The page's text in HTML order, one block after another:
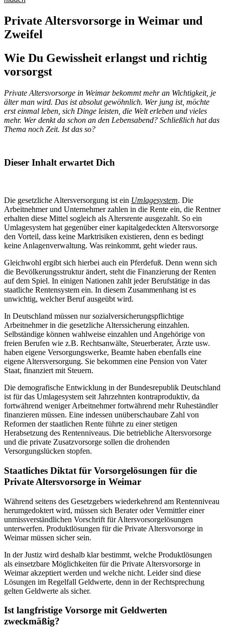
Private Altersvorsorge in Weimar und
Zweifel
Wie Du Gewissheit erlangst und richtig
vorsorgst
Private Altersvorsorge in Weimar bekommt mehr an Wichtigkeit, je
älter man wird. Das ist absolut gewöhnlich. Wer jung ist, möchte
erst einmal leben, sich Dinge leisten, die Welt erleben und vieles
mehr. Wer denkt da schon an den Lebensabend? Schließlich hat das
Thema noch Zeit. Ist das so?
Dieser Inhalt erwartet Dich
Die gesetzliche Altersversorgung ist ein Umlagesystem. Die
Arbeitnehmer und Unternehmer zahlen in die Rente ein, die Rentner
erhalten diese Mittel sogleich als Altersrente ausgezahlt. So ein
Umlagesystem hat gegenüber einer kapitalgedeckten Altersvorsorge
den Vorteil, dass keine Marktrisiken existieren, denn es bedingt
keine Anlagenverwaltung. Was reinkommt, geht wieder raus.
Gleichwohl ergibt sich hierbei auch ein Pferdefuß. Denn wenn sich
die Bevölkerungsstruktur ändert, steht die Finanzierung der Renten
auf dem Spiel. In einigen Nationen zahlt jeder Berufstätige in das
staatliche Rentensystem ein. In diesem Zusammenhang ist es
unwichtig, welcher Beruf ausgeübt wird.
In Deutschland müssen nur sozialversicherungspflichtige
Arbeitnehmer in die gesetzliche Alterssicherung einzahlen.
Selbständige können wahlweise einzahlen und Angehörige von
freien Berufen wie z.B. Rechtsanwälte, Steuerberater, Ärzte usw.
haben eigene Versorgungswerke, Beamte haben ebenfalls eine
eigene Altersversorgung. Sie bekommen eine Pension von Vater
Staat, finanziert mit Steuern.
Die demografische Entwicklung in der Bundesrepublik Deutschland
ist für das Umlagesystem seit Jahrzehnten kontraproduktiv, da
fortwährend weniger Arbeitnehmer fortwährend mehr Ruheständler
finanzieren müssen. Eine indessen unüberschaubare Zahl von
Reformen der staatlichen Rente führte zu einer stetigen
Herabsetzung des Rentenniveaus. Die betriebliche Altersvorsorge
und die private Zusatzvorsorge sollen die drohenden
Versorgungslücken stopfen.
Staatliches Diktat für Vorsorgelösungen für die
Private Altersvorsorge in Weimar
Während seitens des Gesetzgebers wiederkehrend am Rentenniveau
herumgedoktert wird, müssen sich Berater oder Vermittler einer
unmissverständlichen Vorschrift für Altersvorsorgelösungen
unterwerfen. Produktlösungen für die Private Altersvorsorge in
Weimar müssen sicher sein.
In der Justiz wird deshalb klar bestimmt, welche Produktlösungen
als einsetzbare Möglichkeiten für die Private Altersvorsorge in
Weimar akzeptiert werden und welche nicht. Leider sind diese
Lösungen im Regelfall Geldwerte, denn in der Rechtsprechung
gelten Geldwerte als sicher.
Ist langfristige Vorsorge mit Geldwerten
zweckmäßig?